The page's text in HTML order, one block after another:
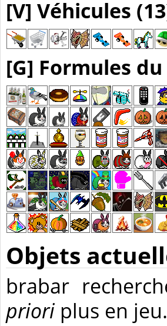
[V] Véhicules
[G] Formules
Objets
brabar
priori plus en jeu.